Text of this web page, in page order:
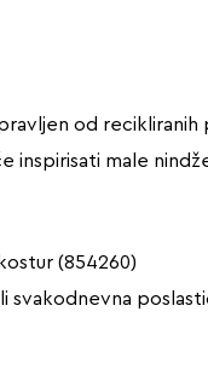
od recikliranih
inspirisati male
(854260)
svakodnevna